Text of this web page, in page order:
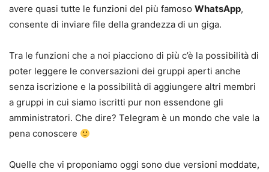
avere quasi tutte le funzioni del più famoso WhatsApp,
consente di inviare file della grandezza di un giga.
Tra le funzioni che a noi piacciono di più c’è la possibilità di
poter leggere le conversazioni dei gruppi aperti anche
senza iscrizione e la possibilità di aggiungere altri membri
a gruppi in cui siamo iscritti pur non essendone gli
amministratori. Che dire? Telegram è un mondo che vale la
pena conoscere
Quelle che vi proponiamo oggi sono due versioni moddate,